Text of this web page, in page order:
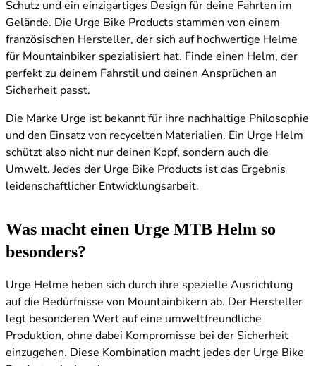
Schutz und ein einzigartiges Design für deine Fahrten im
Gelände. Die Urge Bike Products stammen von einem
französischen Hersteller, der sich auf hochwertige Helme
für Mountainbiker spezialisiert hat. Finde einen Helm, der
perfekt zu deinem Fahrstil und deinen Ansprüchen an
Sicherheit passt.
Die Marke Urge ist bekannt für ihre nachhaltige Philosophie
und den Einsatz von recycelten Materialien. Ein Urge Helm
schützt also nicht nur deinen Kopf, sondern auch die
Umwelt. Jedes der Urge Bike Products ist das Ergebnis
leidenschaftlicher Entwicklungsarbeit.
Was macht einen Urge MTB Helm so
besonders?
Urge Helme heben sich durch ihre spezielle Ausrichtung
auf die Bedürfnisse von Mountainbikern ab. Der Hersteller
legt besonderen Wert auf eine umweltfreundliche
Produktion, ohne dabei Kompromisse bei der Sicherheit
einzugehen. Diese Kombination macht jedes der Urge Bike